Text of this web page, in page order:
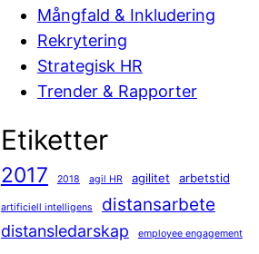
Mångfald & Inkludering
Rekrytering
Strategisk HR
Trender & Rapporter
Etiketter
2017 2018 agil HR agilitet arbetstid
artificiell intelligens distansarbete
distansledarskap employee engagement